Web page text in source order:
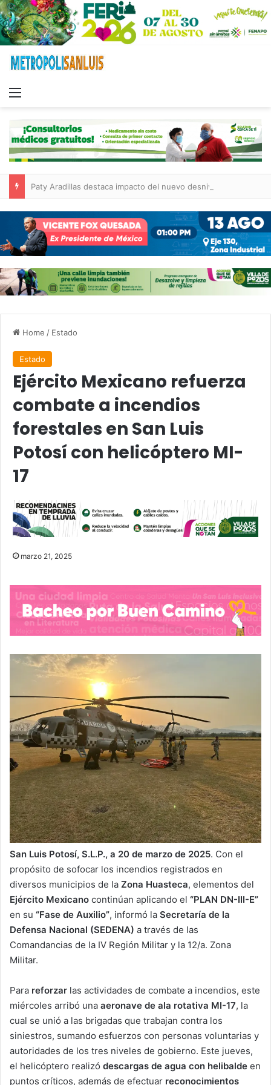
Home / Estado
Estado
Ejército Mexicano refuerza
combate a incendios
forestales en San Luis
Potosí con helicóptero MI-
17
marzo 21, 2025
San Luis Potosí, S.L.P., a 20 de marzo de 2025. Con el
propósito de sofocar los incendios registrados en
diversos municipios de la Zona Huasteca, elementos del
Ejército Mexicano continúan aplicando el “PLAN DN-III-E”
en su “Fase de Auxilio”, informó la Secretaría de la
Defensa Nacional (SEDENA) a través de las
Comandancias de la IV Región Militar y la 12/a. Zona
Militar.
Para reforzar las actividades de combate a incendios, este
miércoles arribó una aeronave de ala rotativa MI-17, la
cual se unió a las brigadas que trabajan contra los
siniestros, sumando esfuerzos con personas voluntarias y
autoridades de los tres niveles de gobierno. Este jueves,
el helicóptero realizó descargas de agua con helibalde en
puntos críticos, además de efectuar reconocimientos